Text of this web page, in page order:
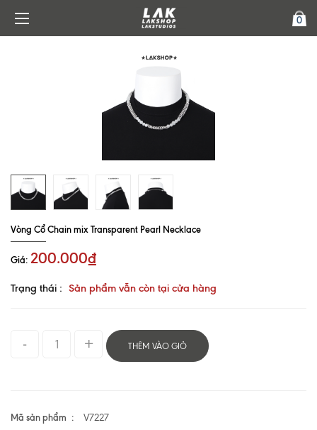
0
Vòng Cổ Chain mix Transparent Pearl Necklace
Giá: 200.000₫
Trạng thái : Sản phẩm vẫn còn tại cửa hàng
THÊM VÀO GIỎ
Mã sản phẩm V7227